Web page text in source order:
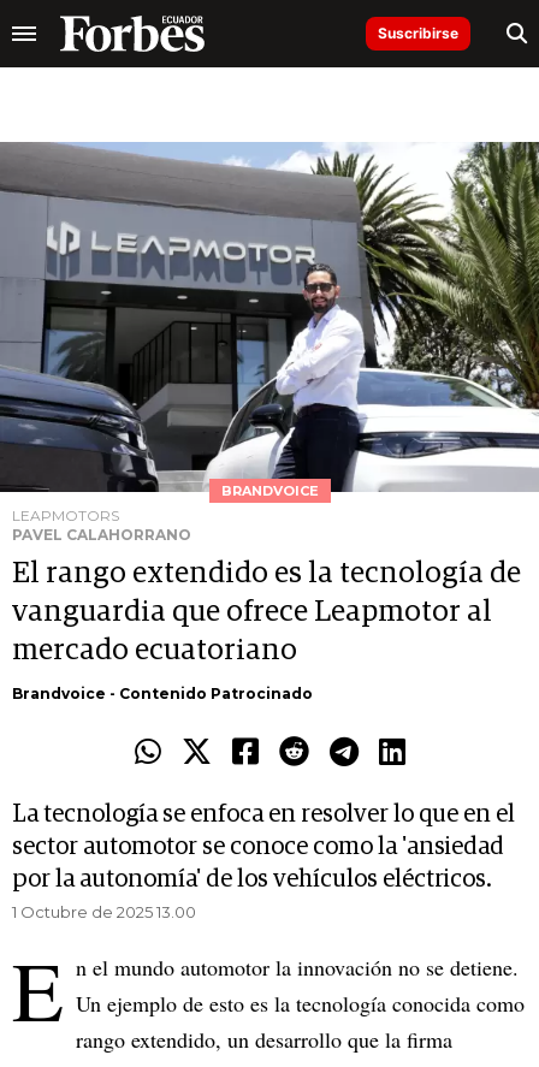
Suscribirse
BRANDVOICE
LEAPMOTORS
PAVEL CALAHORRANO
El rango extendido es la tecnología de
vanguardia que ofrece Leapmotor al
mercado ecuatoriano
Brandvoice - Contenido Patrocinado
La tecnología se enfoca en resolver lo que en el
sector automotor se conoce como la 'ansiedad
por la autonomía' de los vehículos eléctricos.
1 Octubre de 2025 13.00
E n el mundo automotor la innovación no se detiene.
Un ejemplo de esto es la tecnología conocida como
rango extendido, un desarrollo que la firma